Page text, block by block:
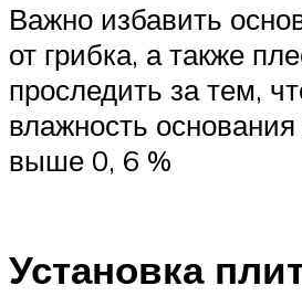
Важно избавить
от грибка, а также
проследить за тем,
влажность
выше 0, 6 %
Установка